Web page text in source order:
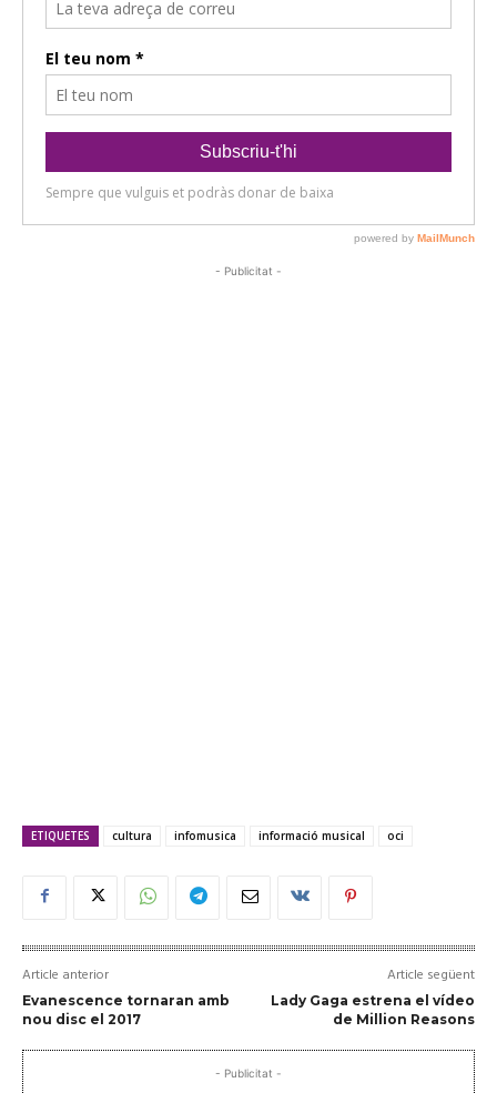
- Publicitat -
ETIQUETES cultura infomusica informació musical oci
Article anterior
Evanescence tornaran amb
nou disc el 2017
Article següent
Lady Gaga estrena el vídeo
de Million Reasons
- Publicitat -